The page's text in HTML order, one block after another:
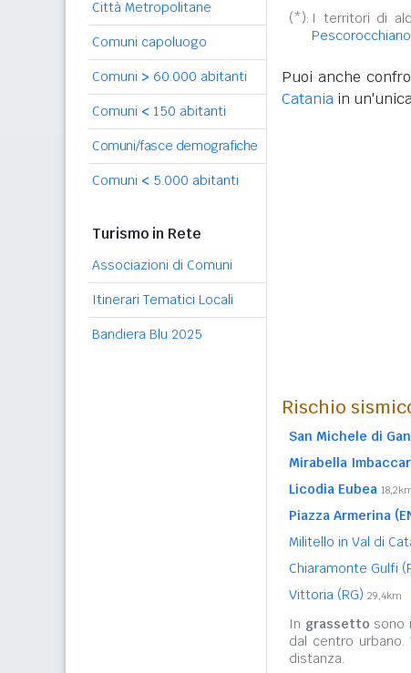
Città Metropolitane
Comuni capoluogo
Comuni > 60.000 abitanti
Comuni < 150 abitanti
Comuni/fasce demografiche
Comuni < 5.000 abitanti
Turismo in Rete
Associazioni di Comuni
Itinerari Tematici Locali
Bandiera Blu 2025
(*): I territori di
Pescorocchiano
Puoi anche
Catania in
Rischio
San Michele di
Mirabella
Licodia Eubea
Piazza Armerina
Militello in Val di
Chiaramonte Gulfi
Vittoria (RG) 29,4km
In grassetto sono
dal centro
distanza.